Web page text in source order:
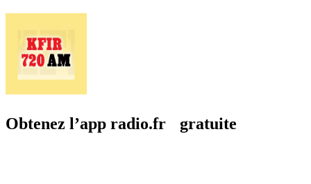
Obtenez l’app radio.fr gratuite